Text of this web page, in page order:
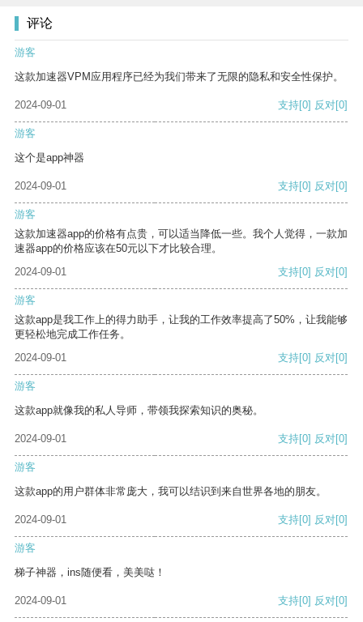
评论
游客
这款加速器VPM应用程序已经为我们带来了无限的隐私和安全性保护。
2024-09-01 支持[0] 反对[0]
游客
这个是app神器
2024-09-01 支持[0] 反对[0]
游客
这款加速器app的价格有点贵，可以适当降低一些。我个人觉得，一款加
速器app的价格应该在50元以下才比较合理。
2024-09-01
支持[0] 反对[0]
游客
这款app是我工作上的得力助手，让我的工作效率提高了50%，让我能够
更轻松地完成工作任务。
2024-09-01
支持[0] 反对[0]
游客
这款app就像我的私人导师，带领我探索知识的奥秘。
2024-09-01 支持[0] 反对[0]
游客
这款app的用户群体非常庞大，我可以结识到来自世界各地的朋友。
2024-09-01 支持[0] 反对[0]
游客
梯子神器，ins随便看，美美哒！
2024-09-01 支持[0] 反对[0]